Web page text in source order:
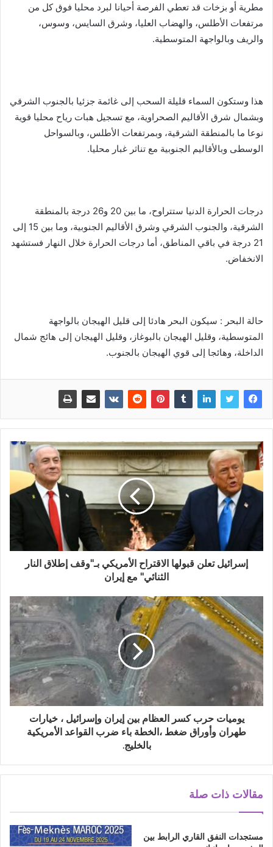
مطرية أو بزخات قد تعطي الفرصة أحيانا لبرد محليا فوق كل من
مرتفعات الأطلس، والهضاب العليا، وشرق السايس، وسوس،
والريف وبالواجهة المتوسطية.
هذا وستكون السماء قليلة السحب إلى غائمة جزئيا بالجنوب الشرقي
وبشمال شرق الأقاليم الصحراوية، مع تسجيل هبات رياح محليا قوية
نوعا ما بالمنطقة الشرقية، وبمرتفعات الأطلس، وبالسواحل
الوسطى وبالأقاليم الجنوبية مع تناثر غبار محليا.
درجات الحرارة الدنيا ستتراوح، ما بين 20 و26 درجة بالمنطقة
الشرقية، والجنوب الشرقي وشرق الأقاليم الجنوبية، وما بين 15 إلى
21 درجة في باقي المناطق، أما درجات الحرارة خلال النهار فستشهد
الانخفاض.
حالة البحر : سيكون البحر هادئا إلى قليل الهيجان بالواجهة
المتوسطية، وقليل الهيجان بالبوغاز، وقليل الهيجان إلى هائج شمال
الداخلة، وهائجا إلى قوي الهيجان بالجنوب.
إسرائيل تعلن قبولها الاقتراح الأمريكي بـ"وقف إطلاق النار
الثنائي" مع إيران
يوميات حرب كسر العظام بين إيران وإسرائيل ، خيارات
طهران وأوراق ضغط ،الخطة باء ضرب القواعد الأمريكية
بالخليج.
مقالات ذات صلة
مستجدات النفق القاري الرابط بين